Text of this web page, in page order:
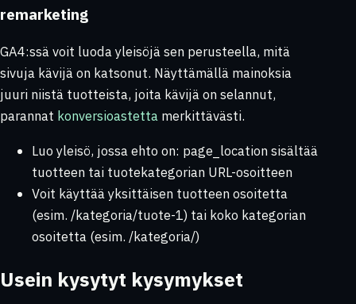
remarketing
GA4:ssä voit luoda yleisöjä sen perusteella, mitä
sivuja kävijä on katsonut. Näyttämällä mainoksia
juuri niistä tuotteista, joita kävijä on selannut,
parannat konversioastetta merkittävästi.
Luo yleisö, jossa ehto on: page_locationsisältää
tuotteen tai tuotekategorian URL-osoitteen
Voit käyttää yksittäisen tuotteen osoitetta
(esim. /kategoria/tuote-1) tai koko kategorian
osoitetta (esim. /kategoria/)
Usein kysytyt kysymykset